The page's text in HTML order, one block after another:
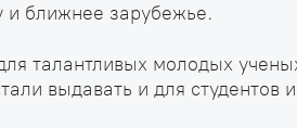
и ближнее зарубежье.
талантливых молодых
выдавать и для студентов